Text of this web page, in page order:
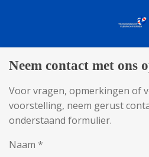
hoofdinhoud
Neem contact met ons
Voor vragen, opmerkingen of
voorstelling, neem gerust
onderstaand formulier.
Naam *